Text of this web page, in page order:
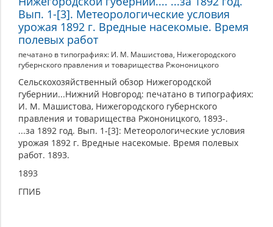
Вып. 1-[3]. Метеорологические условия
урожая 1892 г. Вредные насекомые. Время
полевых работ
печатано в типографиях: И. М. Машистова, Нижегородского
губернского правления и товарищества Ржононицкого
Сельскохозяйственный обзор Нижегородской
губернии...Нижний Новгород: печатано в типографиях:
И. М. Машистова, Нижегородского губернского
правления и товарищества Ржононицкого, 1893-.
...за 1892 год. Вып. 1-[3]: Метеорологические условия
урожая 1892 г. Вредные насекомые. Время полевых
работ. 1893.
1893
ГПИБ